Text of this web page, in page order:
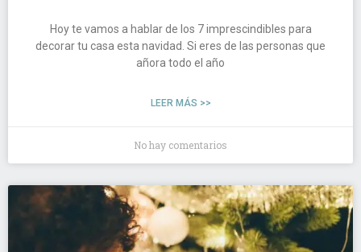
Hoy te vamos a hablar de los 7 imprescindibles para
decorar tu casa esta navidad. Si eres de las personas que
añora todo el año
LEER MÁS >>
No hay comentarios